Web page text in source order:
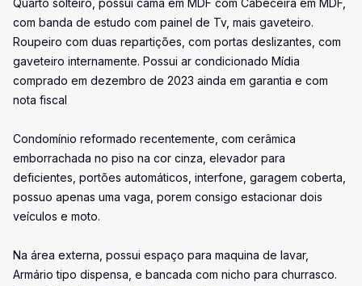
Quarto solteiro, possui cama em MDF com Cabeceira em MDF,
com banda de estudo com painel de Tv, mais gaveteiro.
Roupeiro com duas repartições, com portas deslizantes, com
gaveteiro internamente. Possui ar condicionado Mídia
comprado em dezembro de 2023 ainda em garantia e com
nota fiscal
Condomínio reformado recentemente, com cerâmica
emborrachada no piso na cor cinza, elevador para
deficientes, portões automáticos, interfone, garagem coberta,
possuo apenas uma vaga, porem consigo estacionar dois
veículos e moto.
Na área externa, possui espaço para maquina de lavar,
Armário tipo dispensa, e bancada com nicho para churrasco.